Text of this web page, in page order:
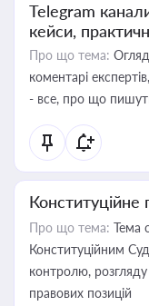
Telegram
кейси,
Про що тема:
коментарі
- все, про що
Про що тема: Тема
Конституційним
контролю, розгляду
правових позицій